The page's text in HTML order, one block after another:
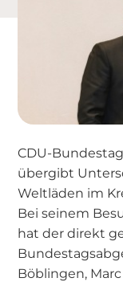
CDU-
übergibt
Weltläden im
Bei seinem
hat der direkt
Böblingen,